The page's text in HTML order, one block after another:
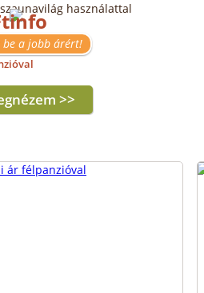
használattal
be a jobb árért!
>>